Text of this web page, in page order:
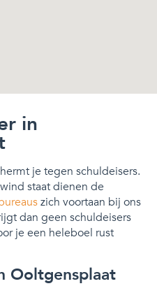
in
je tegen schuldeisers.
staat dienen de
zich voortaan bij ons
dan geen schuldeisers
je een heleboel rust
Ooltgensplaat